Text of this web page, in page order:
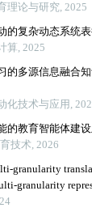
理论与研究, 2025
的复杂动态系统
算, 2025
的多源信息融合
化技术与应用,
的教育智能体建
技术, 2026
granularity
granularity